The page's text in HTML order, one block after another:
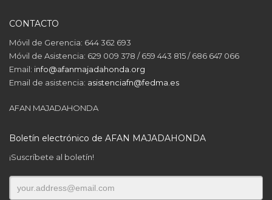
CONTACTO
Móvil de Gerencia: 644 362 693
Móvil de Asistencia: 629 009 378 / 659 443 815 / 686 647 066
Email: info@afanmajadahonda.org
Email de asistencia: asistenciafn@fedma.es
AFAN MAJADAHONDA
Boletín electrónico de AFAN MAJADAHONDA
¡Suscríbete al boletín!